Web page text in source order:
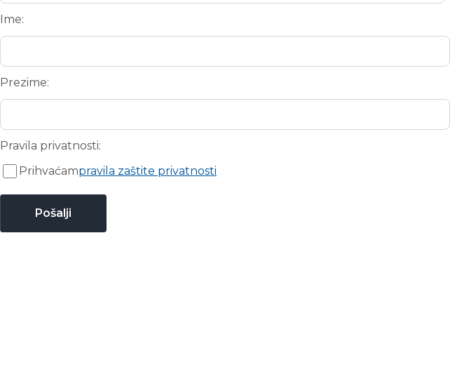
Ime:
Prezime:
Pravila privatnosti:
Prihvaćampravila zaštite privatnosti